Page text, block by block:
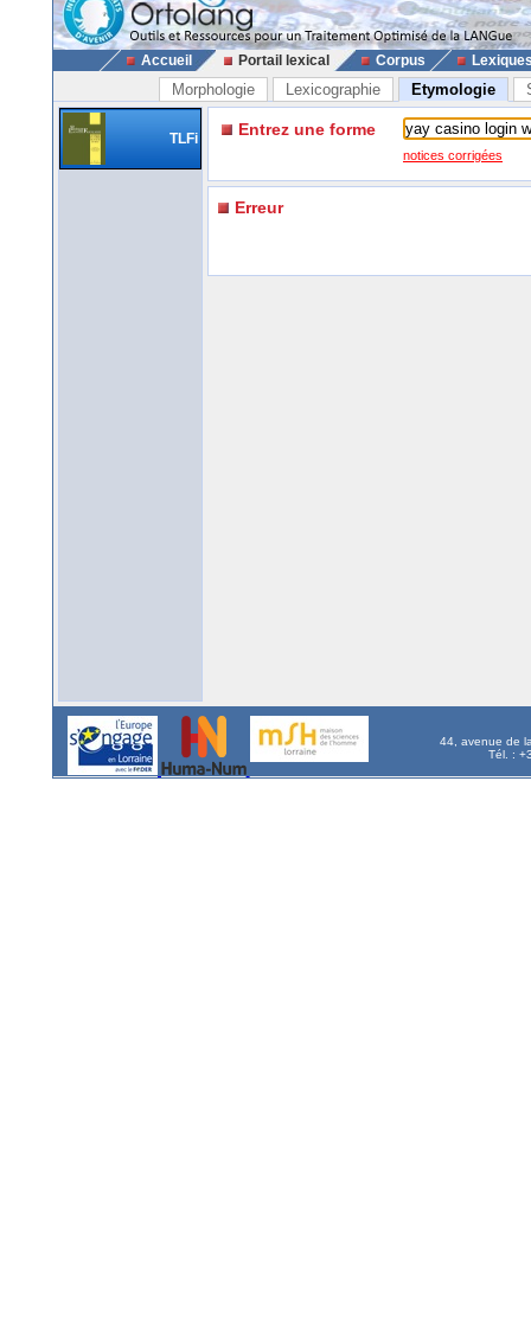
Accueil Portail lexical Corpus
Morphologie Lexicographie Etymologie
TLFi Entrez une forme
notices corrigées
Erreur
44, avenue de
Tél. :